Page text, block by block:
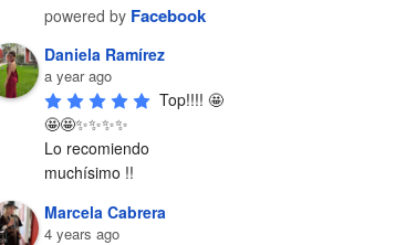
powered by Facebook
Daniela Ramírez
a year ago
Top!!!! 🤩
🤩🤩✨✨✨✨
Lo recomiendo
muchísimo !!
Marcela Cabrera
4 years ago